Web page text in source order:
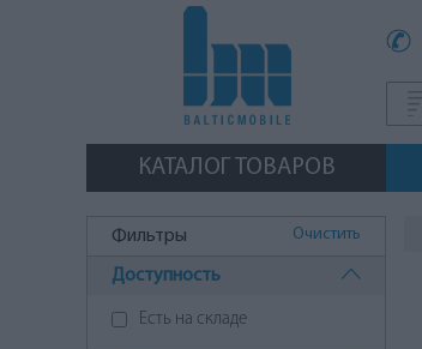
КАТАЛОГ ТОВАРОВ
Фильтры Очистить
Доступность
Есть на складе